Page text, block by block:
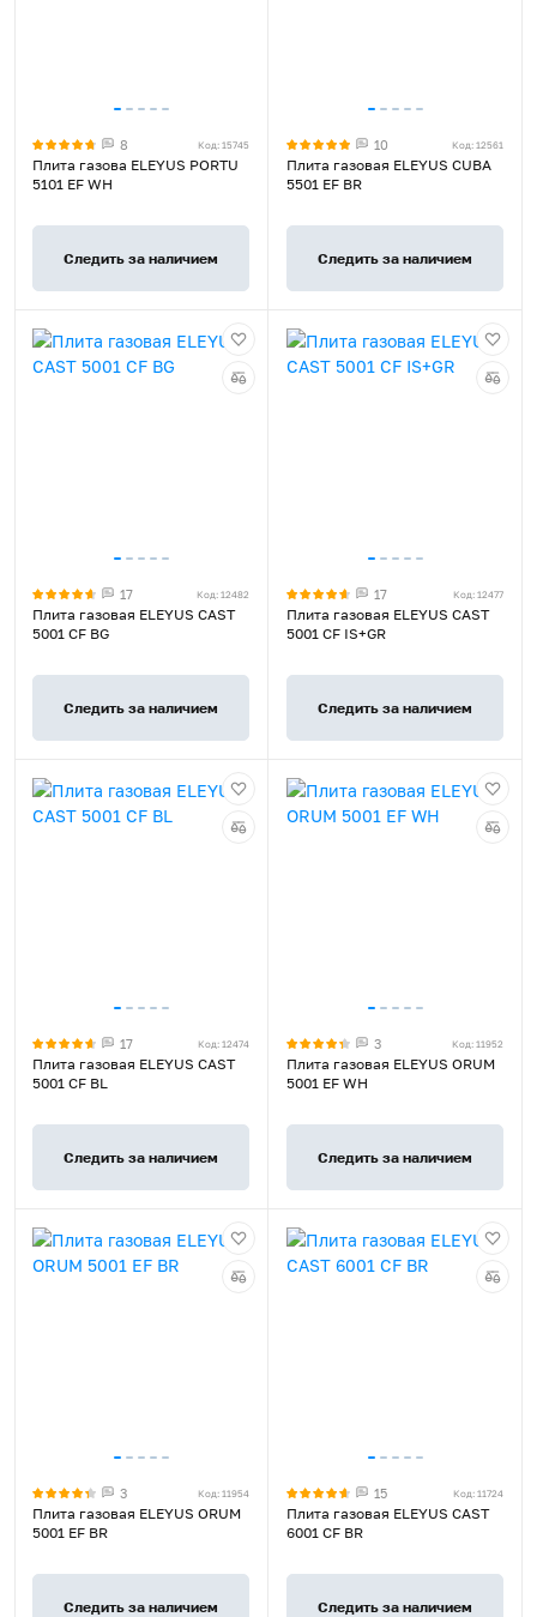
8 Код: 15745
Плита газова ELEYUS PORTU
5101 EF WH
Следить за наличием
10 Код: 12561
Плита газовая ELEYUS CUBA
5501 EF BR
Следить за наличием
17 Код: 12482
Плита газовая ELEYUS CAST
5001 CF BG
Следить за наличием
17 Код: 12477
Плита газовая ELEYUS CAST
5001 CF IS+GR
Следить за наличием
17 Код: 12474
Плита газовая ELEYUS CAST
5001 CF BL
Следить за наличием
3 Код: 11952
Плита газовая ELEYUS ORUM
5001 EF WH
Следить за наличием
3 Код: 11954
Плита газовая ELEYUS ORUM
5001 EF BR
Следить за наличием
15 Код: 11724
Плита газовая ELEYUS CAST
6001 CF BR
Следить за наличием